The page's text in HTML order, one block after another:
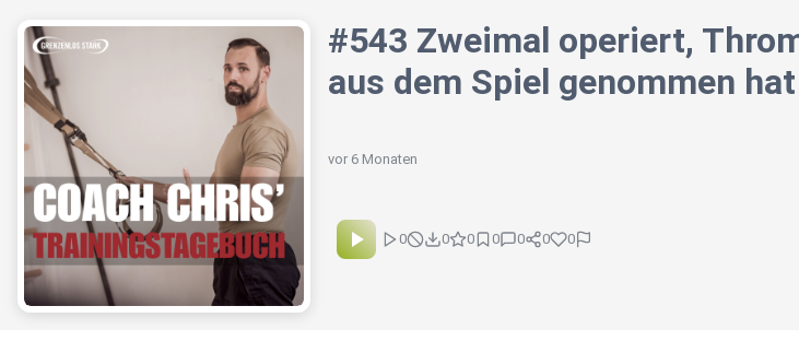
#543 Zweimal operiert,
aus dem Spiel genommen hat
vor 6 Monaten
0 0 0 0 0 0 0